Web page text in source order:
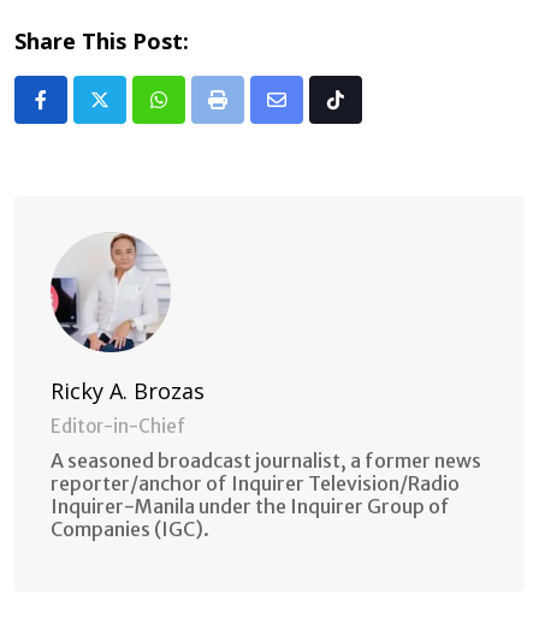
Share This Post:
Whatsapp
Print
Share Tiktok
Ricky A. Brozas
Editor-in-Chief
A seasoned broadcast journalist, a former news
reporter/anchor of Inquirer Television/Radio
Inquirer-Manila under the Inquirer Group of
Companies (IGC).